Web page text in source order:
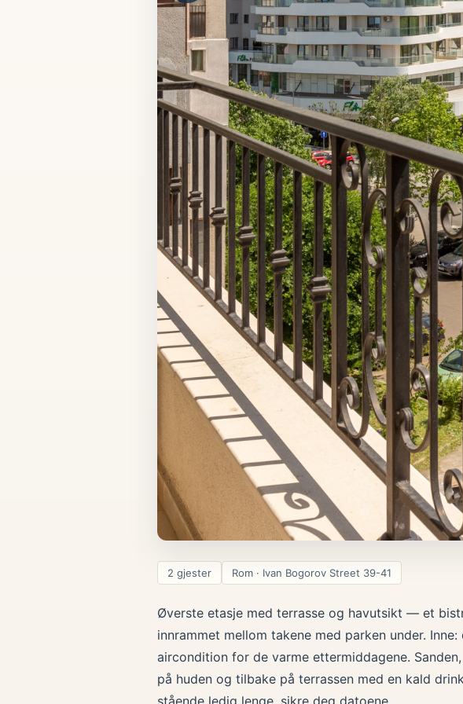
2 gjester Rom · Ivan Bogorov Street 39-41
Øverste etasje med terrasse og havutsikt — et
innrammet mellom takene med parken under.
aircondition for de varme ettermiddagene.
på huden og tilbake på terrassen med en kald
stående ledig lenge, sikre deg datoene.